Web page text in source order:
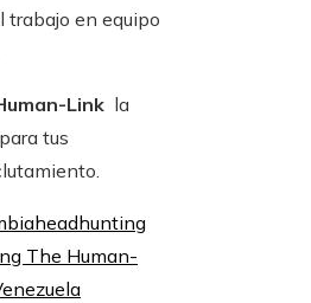
trabajo en equipo
Link la
tus
headhunting
The Human-